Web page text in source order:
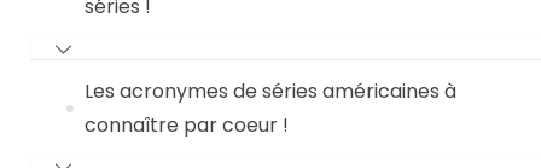
séries !
Les acronymes de séries américaines à
connaître par coeur !